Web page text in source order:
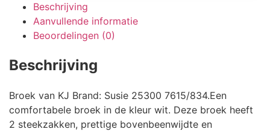
Beschrijving
Aanvullende informatie
Beoordelingen (0)
Beschrijving
Broek van KJ Brand: Susie 25300 7615/834.Een
comfortabele broek in de kleur wit. Deze broek heeft
2 steekzakken, prettige bovenbeenwijdte en